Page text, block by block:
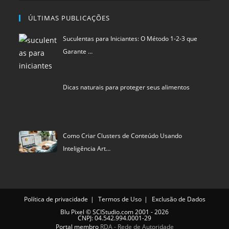
ÚLTIMAS PUBLICAÇÕES
Suculentas para Iniciantes: O Método 1-2-3 que
Garante …
Dicas naturais para proteger seus alimentos
Como Criar Clusters de Conteúdo Usando
Inteligência Art…
Política de privacidade Termos de Uso
Exclusão de Dados
Blu Pixel ©SCIStudio.com2001 - 2026
CNPJ: 04.542.994.0001-29
Portal membro RDA - Rede de Autoridade